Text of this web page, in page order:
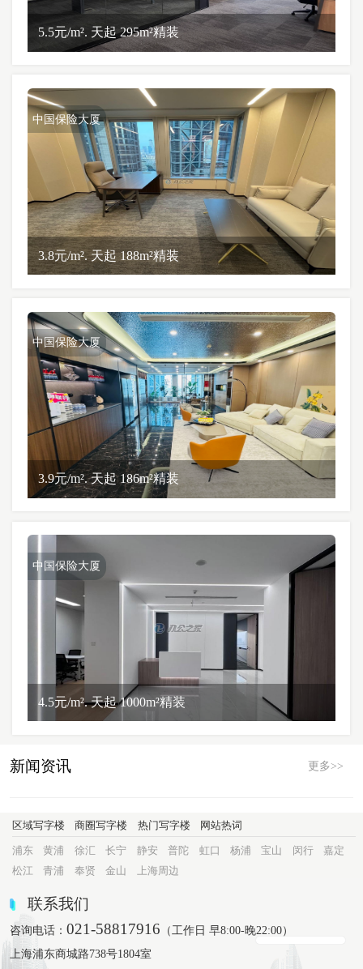
5.5元/m². 天起 295m²精装
中国保险大厦
3.8元/m². 天起 188m²精装
中国保险大厦
3.9元/m². 天起 186m²精装
中国保险大厦
4.5元/m². 天起 1000m²精装
新闻资讯 更多>>
区域写字楼 商圈写字楼 热门写字楼 网站热词
浦东 黄浦 徐汇 长宁 静安 普陀 虹口 杨浦 宝山 闵行
嘉定
松江
青浦 奉贤 金山 上海周边
联系我们
咨询电话：021-58817916 （工作日 早8:00-晚22:00）
上海浦东商城路738号1804室